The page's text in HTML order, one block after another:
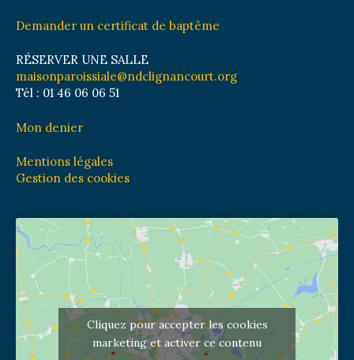
Demander un certificat de baptême
RÉSERVER UNE SALLE
maisonparoissiale@ndclignancourt.org
Tél : 01 46 06 06 51
Mon denier
Mentions légales
Gestion des cookies
Cliquez pour accepter les cookies
marketing et activer ce contenu